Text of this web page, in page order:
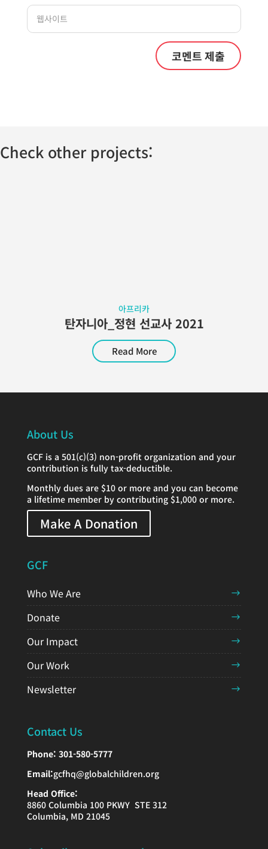
Check other projects:
아프리카
탄자니아_정현 선교사 2021
Read More
About Us
GCF is a 501(c)(3) non-profit organization and your
contribution is fully tax-deductible.
Monthly dues are $10 or more and you can become
a lifetime member by contributing $1,000 or more.
Make A Donation
GCF
Who We Are
Donate
Our Impact
Our Work
Newsletter
Contact Us
Phone: 301-580-5777
Email:gcfhq@globalchildren.org
Head Office:
8860 Columbia 100 PKWY STE 312
Columbia, MD 21045